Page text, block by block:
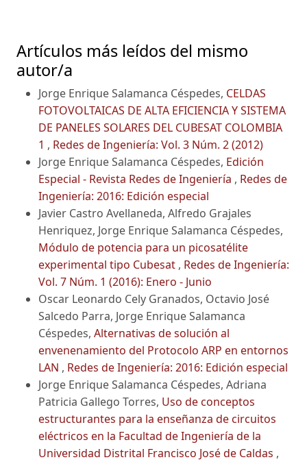
Artículos más leídos del mismo
autor/a
Jorge Enrique Salamanca Céspedes, CELDAS
FOTOVOLTAICAS DE ALTA EFICIENCIA Y SISTEMA
DE PANELES SOLARES DEL CUBESAT COLOMBIA
1 , Redes de Ingeniería: Vol. 3 Núm. 2 (2012)
Jorge Enrique Salamanca Céspedes, Edición
Especial - Revista Redes de Ingeniería , Redes de
Ingeniería: 2016: Edición especial
Javier Castro Avellaneda, Alfredo Grajales
Henriquez, Jorge Enrique Salamanca Céspedes,
Módulo de potencia para un picosatélite
experimental tipo Cubesat , Redes de Ingeniería:
Vol. 7 Núm. 1 (2016): Enero - Junio
Oscar Leonardo Cely Granados, Octavio José
Salcedo Parra, Jorge Enrique Salamanca
Céspedes, Alternativas de solución al
envenenamiento del Protocolo ARP en entornos
LAN , Redes de Ingeniería: 2016: Edición especial
Jorge Enrique Salamanca Céspedes, Adriana
Patricia Gallego Torres, Uso de conceptos
estructurantes para la enseñanza de circuitos
eléctricos en la Facultad de Ingeniería de la
Universidad Distrital Francisco José de Caldas ,